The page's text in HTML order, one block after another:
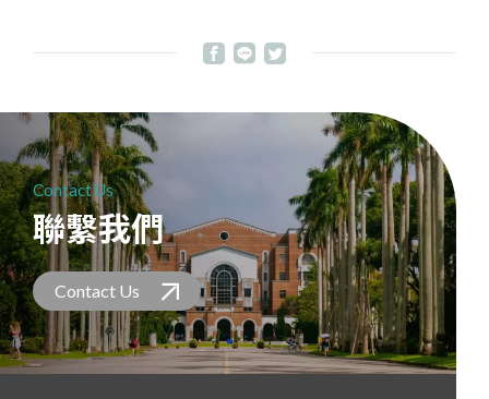
Contact Us
聯繫我們
Contact Us